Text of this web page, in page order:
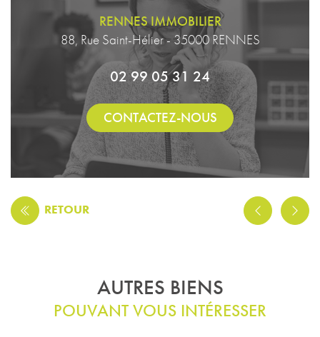
RENNES IMMOBILIER
88, Rue Saint-Hélier - 35000 RENNES
02 99 05 31 24
CONTACTEZ-NOUS
RETOUR
AUTRES BIENS
POUVANT VOUS INTÉRESSER